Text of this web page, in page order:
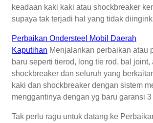
keadaan kaki kaki atau shockbreaker
supaya tak terjadi hal yang tidak
Perbaikan Ondersteel Mobil Daerah
Kaputihan Menjalankan perbaikan atau
baru seperti tierod, long tie rod, bal joint,
shockbreaker dan seluruh yang
kaki dan shockbreaker dengan sistem
menggantinya dengan yg baru garansi 3
Tak perlu ragu untuk datang ke